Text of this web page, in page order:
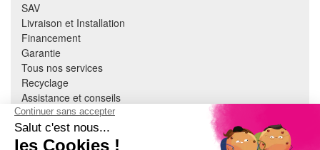
SAV
Livraison et Installation
Financement
Garantie
Tous nos services
Recyclage
Assistance et conseils
Cuisine équipée
Literie
Nous contacter